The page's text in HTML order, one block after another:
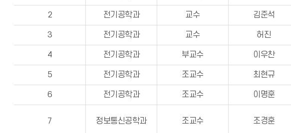
2 전기공학과 교수 김준석
3 전기공학과 교수 허진
4 전기공학과 부교수 이우찬
5 전기공학과 조교수 최현규
6 전기공학과 조교수 이명훈
7 정보통신공학과 조교수 조경훈